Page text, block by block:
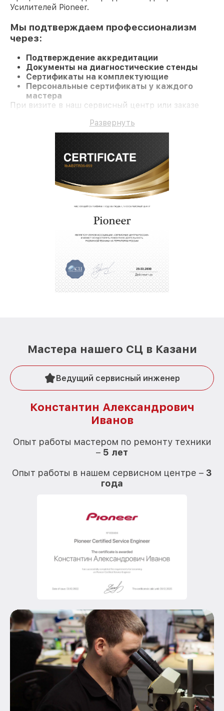
Усилителей Pioneer.
Мы подтверждаем профессионализм
через:
Подтверждение аккредитации
Документы на диагностические стенды
Сертификаты на комплектующие
Персональные сертификаты у каждого
мастера
При визите в наш сервисный центр или заказе
компетентное обслуживание и гарантию на все
работы и комплектующие.
Развернуть
Мастера нашего СЦ в Казани
Ведущий сервисный инженер
Константин Александрович
Иванов
Опыт работы мастером по ремонту техники
– 5 лет
Опыт работы в нашем сервисном центре – 3
года